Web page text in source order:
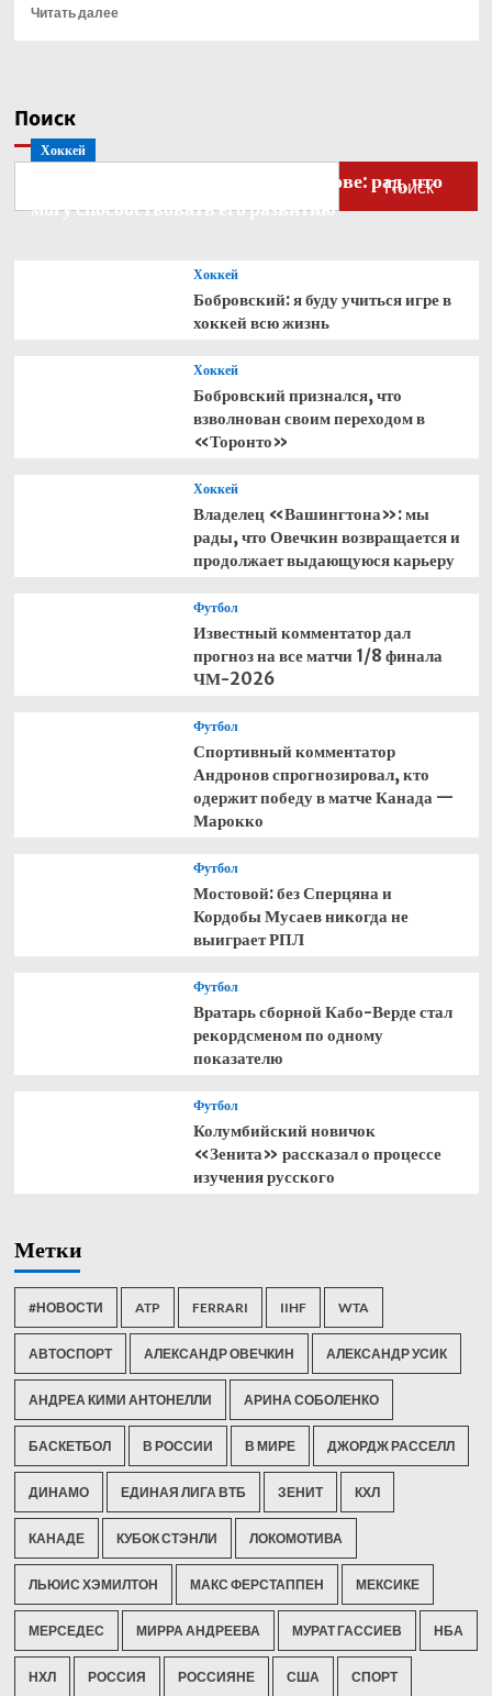
Читать далееПрочитать
Поиск
Поиск
Хоккей
Бобровский — о голкипере Ахтямове: рад, что
могу способствовать его развитию
Хоккей
Бобровский: я буду учиться игре в
хоккей всю жизнь
Хоккей
Бобровский признался, что
взволнован своим переходом в
«Торонто»
Хоккей
Владелец «Вашингтона»: мы
рады, что Овечкин возвращается и
продолжает выдающуюся карьеру
Футбол
Известный комментатор дал
прогноз на все матчи 1/8 финала
ЧМ-2026
Футбол
Спортивный комментатор
Андронов спрогнозировал, кто
одержит победу в матче Канада —
Марокко
Футбол
Мостовой: без Сперцяна и
Кордобы Мусаев никогда не
выиграет РПЛ
Футбол
Вратарь сборной Кабо-Верде стал
рекордсменом по одному
показателю
Футбол
Колумбийский новичок
«Зенита» рассказал о процессе
изучения русского
Метки
#НОВОСТИ ATP FERRARI IIHF WTA
АВТОСПОРТ АЛЕКСАНДР ОВЕЧКИН АЛЕКСАНДР УСИК
АНДРЕА КИМИ АНТОНЕЛЛИ АРИНА СОБОЛЕНКО
БАСКЕТБОЛ В РОССИИ В МИРЕ ДЖОРДЖ РАССЕЛЛ
ДИНАМО ЕДИНАЯ ЛИГА ВТБ ЗЕНИТ КХЛ
КАНАДЕ КУБОК СТЭНЛИ ЛОКОМОТИВА
ЛЬЮИС ХЭМИЛТОН МАКС ФЕРСТАППЕН МЕКСИКЕ
МЕРСЕДЕС МИРРА АНДРЕЕВА МУРАТ ГАССИЕВ НБА
НХЛ РОССИЯ РОССИЯНЕ США СПОРТ